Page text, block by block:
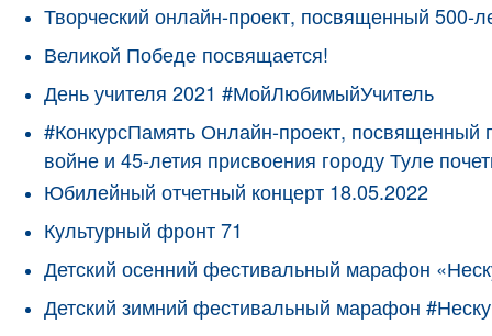
Творческий онлайн-проект, посвященный 500-
Великой Победе посвящается!
День учителя 2021 #МойЛюбимыйУчитель
#КонкурсПамять Онлайн-проект,
войне и 45-летия присвоения городу Туле
Юбилейный отчетный концерт 18.05.2022
Культурный фронт 71
Детский осенний фестивальный марафон
Детский зимний фестивальный марафон